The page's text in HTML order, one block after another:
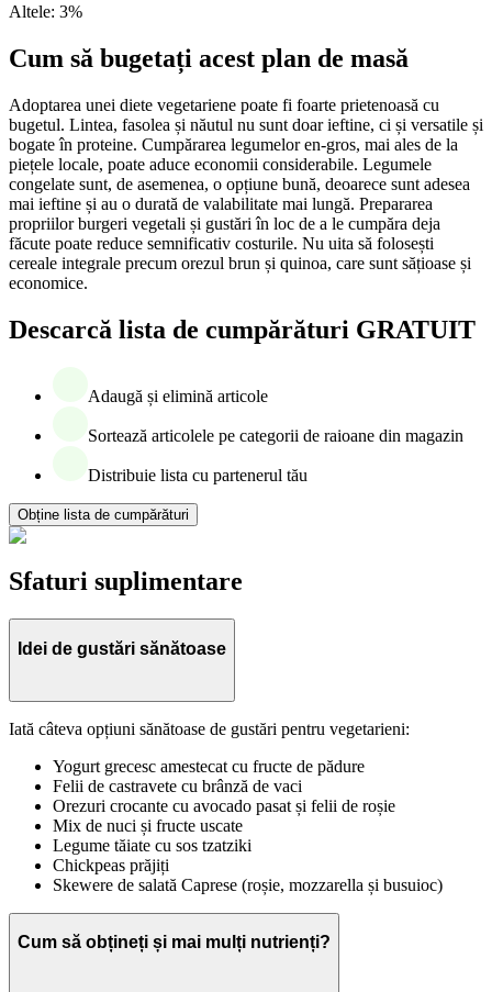
Altele: 3%
Cum să bugetați acest plan de masă
Adoptarea unei diete vegetariene poate fi foarte prietenoasă cu
bugetul. Lintea, fasolea și năutul nu sunt doar ieftine, ci și versatile și
bogate în proteine. Cumpărarea legumelor en-gros, mai ales de la
piețele locale, poate aduce economii considerabile. Legumele
congelate sunt, de asemenea, o opțiune bună, deoarece sunt adesea
mai ieftine și au o durată de valabilitate mai lungă. Prepararea
propriilor burgeri vegetali și gustări în loc de a le cumpăra deja
făcute poate reduce semnificativ costurile. Nu uita să folosești
cereale integrale precum orezul brun și quinoa, care sunt sățioase și
economice.
Descarcă lista de cumpărături GRATUIT
Adaugă și elimină articole
Sortează articolele pe categorii de raioane din magazin
Distribuie lista cu partenerul tău
Obține lista de cumpărături
Sfaturi suplimentare
Idei de gustări sănătoase
Iată câteva opțiuni sănătoase de gustări pentru vegetarieni:
Yogurt grecesc amestecat cu fructe de pădure
Felii de castravete cu brânză de vaci
Orezuri crocante cu avocado pasat și felii de roșie
Mix de nuci și fructe uscate
Legume tăiate cu sos tzatziki
Chickpeas prăjiți
Skewere de salată Caprese (roșie, mozzarella și busuioc)
Cum să obțineți și mai mulți nutrienți?